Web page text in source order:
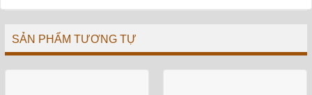
SẢN PHẨM TƯƠNG TỰ